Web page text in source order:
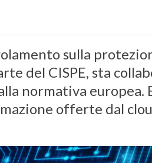
sulla
del CISPE, sta
normativa europea.
offerte dal